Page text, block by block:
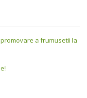
a frumusetii la